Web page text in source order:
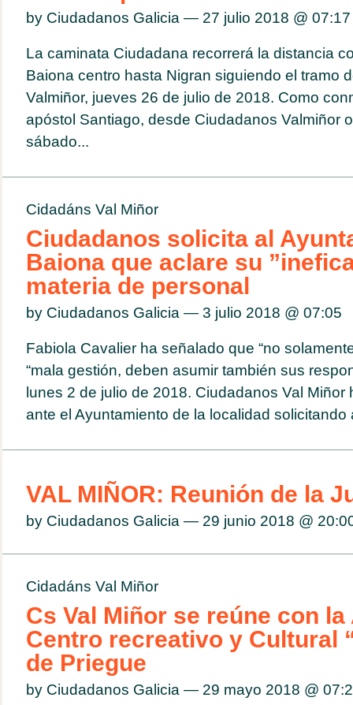
by Ciudadanos Galicia — 27 julio 2018 @ 07:17
La caminata Ciudadana recorrerá la distancia
Baiona centro hasta Nigran siguiendo el tramo
Valmiñor, jueves 26 de julio de 2018. Como
apóstol Santiago, desde Ciudadanos Valmiñor
sábado...
Cidadáns Val Miñor
Ciudadanos solicita al
Baiona que aclare su
materia de personal
by Ciudadanos Galicia — 3 julio 2018 @ 07:05
Fabiola Cavalier ha señalado que “no
“mala gestión, deben asumir también sus
lunes 2 de julio de 2018. Ciudadanos Val Miñor
ante el Ayuntamiento de la localidad solicitando
VAL MIÑOR: Reunión de la
by Ciudadanos Galicia — 29 junio 2018 @
Cidadáns Val Miñor
Cs Val Miñor se reúne con
Centro recreativo y Cultural
de Priegue
by Ciudadanos Galicia — 29 mayo 2018 @